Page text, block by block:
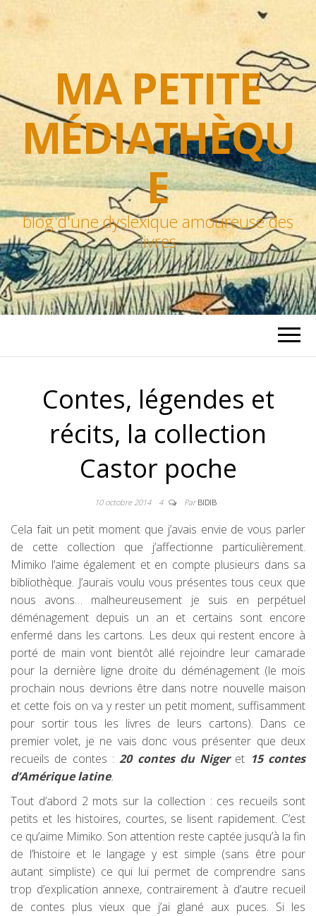
MA PETITE
MÉDIATHÈQU
E
blog d'une dyslexique amoureuse des
livres
Contes, légendes et
récits, la collection
Castor poche
10 octobre 2014 4 ParBIDIB
Cela fait un petit moment que j’avais envie de vous parler
de cette collection que j’affectionne particulièrement.
Mimiko l’aime également et en compte plusieurs dans sa
bibliothèque. J’aurais voulu vous présentes tous ceux que
nous avons… malheureusement je suis en perpétuel
déménagement depuis un an et certains sont encore
enfermé dans les cartons. Les deux qui restent encore à
porté de main vont bientôt allé rejoindre leur camarade
pour la dernière ligne droite du déménagement (le mois
prochain nous devrions être dans notre nouvelle maison
et cette fois on va y rester un petit moment, suffisamment
pour sortir tous les livres de leurs cartons). Dans ce
premier volet, je ne vais donc vous présenter que deux
recueils de contes :20 contes du Niger et 15 contes
d’Amérique latine.
Tout d’abord 2 mots sur la collection : ces recueils sont
petits et les histoires, courtes, se lisent rapidement. C’est
ce qu’aime Mimiko. Son attention reste captée jusqu’à la fin
de l’histoire et le langage y est simple (sans être pour
autant simpliste) ce qui lui permet de comprendre sans
trop d’explication annexe, contrairement à d’autre recueil
de contes plus vieux que j’ai glané aux puces. Si les